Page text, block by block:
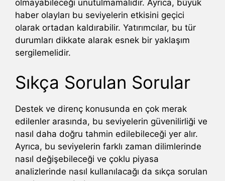
olmayabileceği unutulmamalıdır. Ayrıca, büyük
haber olayları bu seviyelerin etkisini geçici
olarak ortadan kaldırabilir. Yatırımcılar, bu tür
durumları dikkate alarak esnek bir yaklaşım
sergilemelidir.
Sıkça Sorulan Sorular
Destek ve direnç konusunda en çok merak
edilenler arasında, bu seviyelerin güvenilirliği ve
nasıl daha doğru tahmin edilebileceği yer alır.
Ayrıca, bu seviyelerin farklı zaman dilimlerinde
nasıl değişebileceği ve çoklu piyasa
analizlerinde nasıl kullanılacağı da sıkça sorulan